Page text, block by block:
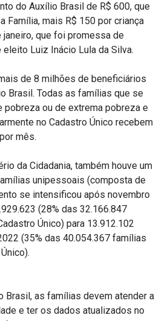
do Auxílio Brasil de R$ 600, que
Família, mais R$ 150 por criança
janeiro, que foi promessa de
Luiz Inácio Lula da Silva.
de 8 milhões de beneficiários
Brasil. Todas as famílias que se
pobreza ou de extrema pobreza e
no Cadastro Único recebem
mês.
da Cidadania, também houve um
unipessoais (composta de
se intensificou após novembro
(28% das 32.166.847
Único) para 13.912.102
(35% das 40.054.367 famílias
Brasil, as famílias devem atender a
e ter os dados atualizados no